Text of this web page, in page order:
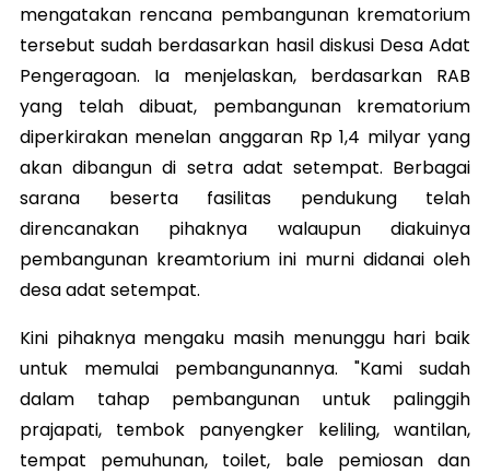
mengatakan rencana pembangunan krematorium
tersebut sudah berdasarkan hasil diskusi Desa Adat
Pengeragoan. Ia menjelaskan, berdasarkan RAB
yang telah dibuat, pembangunan krematorium
diperkirakan menelan anggaran Rp 1,4 milyar yang
akan dibangun di setra adat setempat. Berbagai
sarana beserta fasilitas pendukung telah
direncanakan pihaknya walaupun diakuinya
pembangunan kreamtorium ini murni didanai oleh
desa adat setempat.
Kini pihaknya mengaku masih menunggu hari baik
untuk memulai pembangunannya. "Kami sudah
dalam tahap pembangunan untuk palinggih
prajapati, tembok panyengker keliling, wantilan,
tempat pemuhunan, toilet, bale pemiosan dan